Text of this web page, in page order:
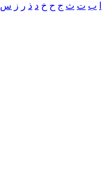
ب ت ث ج ح خ د ذ ر ز س